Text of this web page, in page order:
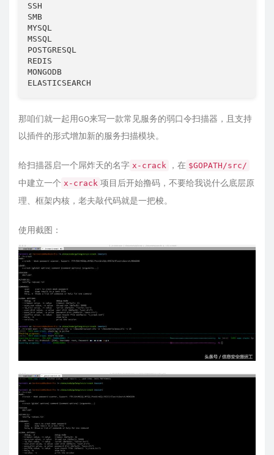
SSH
SMB
MYSQL
MSSQL
POSTGRESQL
REDIS
MONGODB
ELASTICSEARCH
那咱们就一起用GO来写一款常见服务的弱口令扫描器，且支持
以插件的形式增加新的服务扫描模块。
给扫描器启一个屌炸天的名字 x-crack ，在 $GOPATH/src/
中建立一个 x-crack 项目后开始撸码，不要给我说什么底层原
理、框架内核，老夫敲代码就是一把梭。
使用截图：